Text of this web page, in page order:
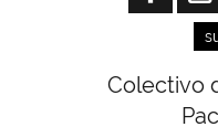
Colectivo